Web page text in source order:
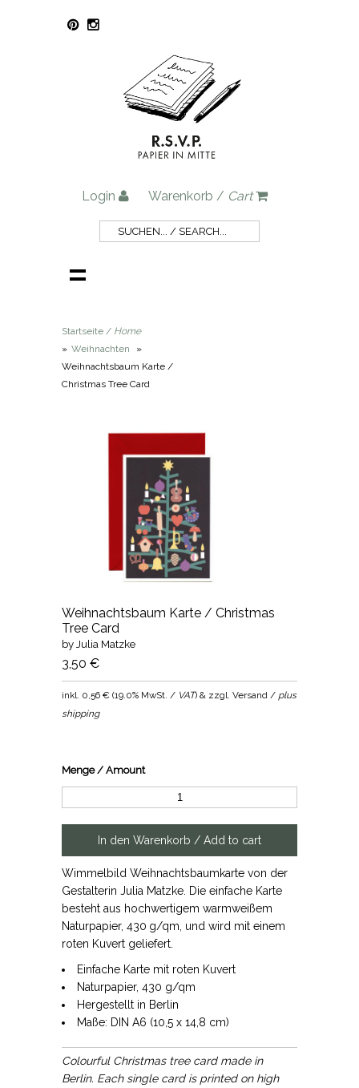
Login Warenkorb / Cart
Startseite / Home
» Weihnachten
»
Weihnachtsbaum Karte /
Christmas Tree Card
Weihnachtsbaum Karte / Christmas
Tree Card
by Julia Matzke
3,50 €
inkl. 0,56 € (19.0% MwSt. / VAT) & zzgl. Versand / plus
shipping
Menge / Amount
Wimmelbild Weihnachtsbaumkarte von der
Gestalterin Julia Matzke. Die einfache Karte
besteht aus hochwertigem warmweißem
Naturpapier, 430 g/qm, und wird mit einem
roten Kuvert geliefert.
Einfache Karte mit roten Kuvert
Naturpapier, 430 g/qm
Hergestellt in Berlin
Maße: DIN A6 (10,5 x 14,8 cm)
Colourful Christmas tree card made in
Berlin. Each single card is printed on high